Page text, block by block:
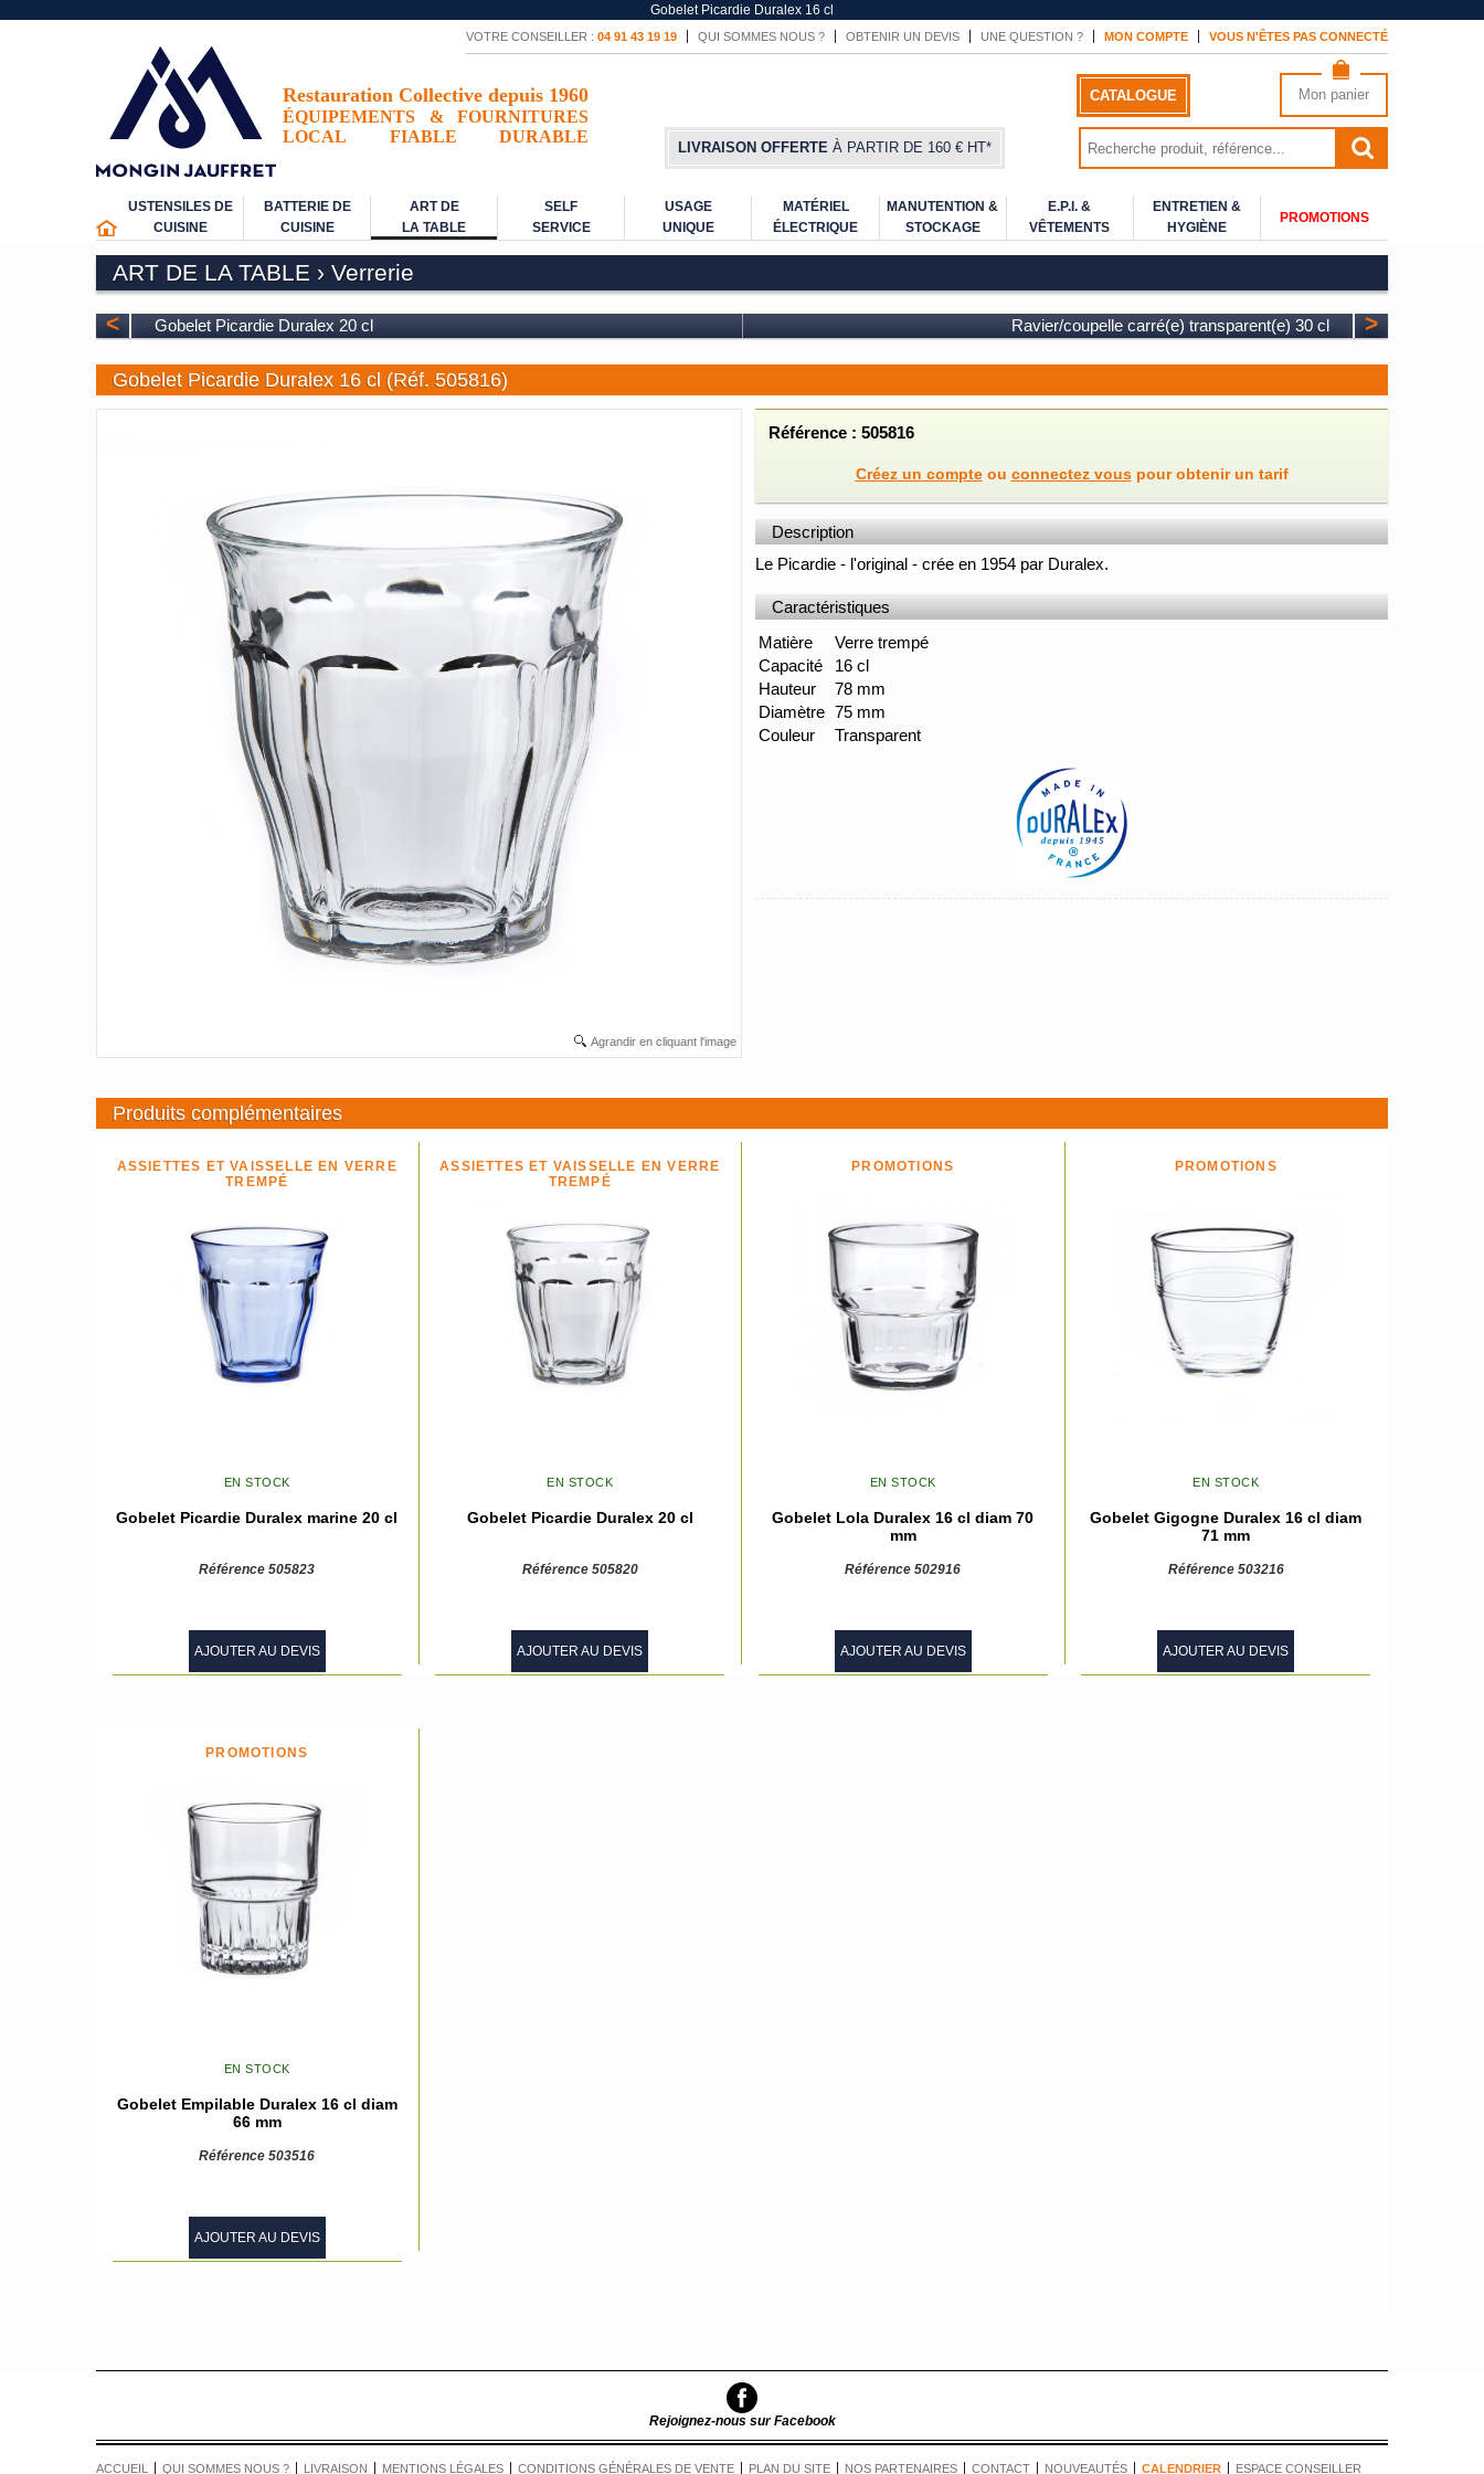
Gobelet Picardie Duralex 16 cl
VOTRE CONSEILLER : 04 91 43 19 19 QUI SOMMES NOUS ? OBTENIR UN DEVIS UNE QUESTION ? MON COMPTE VOUS N'ÊTES PAS CONNECTÉ
Restauration Collective depuis 1960
ÉQUIPEMENTS &
FOURNITURES
LOCAL
FIABLE DURABLE
LIVRAISON OFFERTE À PARTIR DE 160 € HT*
CATALOGUE Mon panier
USTENSILES DE
CUISINE
BATTERIE DE
CUISINE
ART DE
LA TABLE
SELF
SERVICE
USAGE
UNIQUE
MATÉRIEL
ÉLECTRIQUE
MANUTENTION &
STOCKAGE
E.P.I. &
VÊTEMENTS
ENTRETIEN &
HYGIÈNE
PROMOTIONS
ART DE LA TABLE › Verrerie
<
Gobelet Picardie Duralex 20 cl Ravier/coupelle carré(e) transparent(e) 30 cl >
Gobelet Picardie Duralex 16 cl (Réf. 505816)
Agrandir en cliquant l'image
Référence : 505816
Créez un compteou connectez vouspour obtenir un tarif
Description
Le Picardie - l'original - crée en 1954 par Duralex.
Caractéristiques
Matière
Verre trempé
Capacité
16 cl
Hauteur
78 mm
Diamètre 75 mm
Couleur
Transparent
Produits complémentaires
ASSIETTES ET VAISSELLE EN VERRE
TREMPÉ
EN STOCK
Gobelet Picardie Duralex marine 20 cl
Référence 505823
AJOUTER AU DEVIS
ASSIETTES ET VAISSELLE EN VERRE
TREMPÉ
EN STOCK
Gobelet Picardie Duralex 20 cl
Référence 505820
AJOUTER AU DEVIS
PROMOTIONS
EN STOCK
Gobelet Lola Duralex 16 cl diam 70
mm
Référence 502916
AJOUTER AU DEVIS
PROMOTIONS
EN STOCK
Gobelet Gigogne Duralex 16 cl diam
71 mm
Référence 503216
AJOUTER AU DEVIS
PROMOTIONS
EN STOCK
Gobelet Empilable Duralex 16 cl diam
66 mm
Référence 503516
AJOUTER AU DEVIS
Rejoignez-nous sur Facebook
ACCUEIL QUI SOMMES NOUS ? LIVRAISON MENTIONS LÉGALES CONDITIONS GÉNÉRALES DE VENTE PLAN DU SITE NOS PARTENAIRES CONTACT NOUVEAUTÉS CALENDRIER ESPACE CONSEILLER